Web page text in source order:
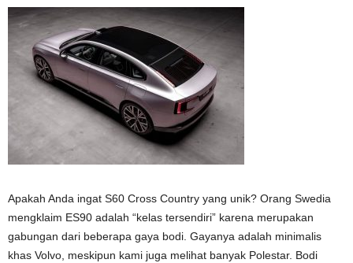
Apakah Anda ingat S60 Cross Country yang unik? Orang Swedia
mengklaim ES90 adalah “kelas tersendiri” karena merupakan
gabungan dari beberapa gaya bodi. Gayanya adalah minimalis
khas Volvo, meskipun kami juga melihat banyak Polestar. Bodi